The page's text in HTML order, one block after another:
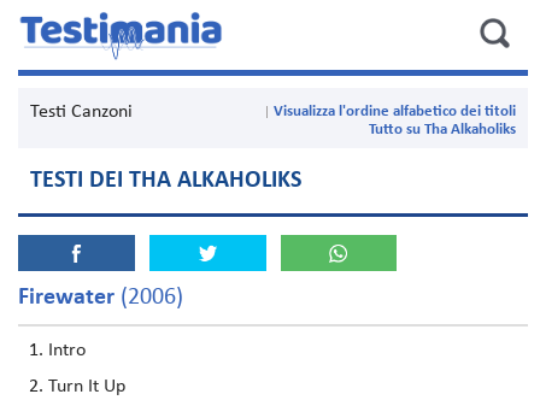
Testi Canzoni
Visualizza l'ordine alfabetico dei titoli
Tutto su Tha Alkaholiks
TESTI DEI THA ALKAHOLIKS
Firewater (2006)
Intro
Turn It Up